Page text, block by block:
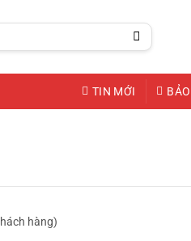
TIN MỚI
hàng)